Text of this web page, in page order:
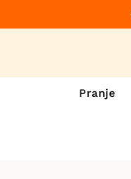
Pranje